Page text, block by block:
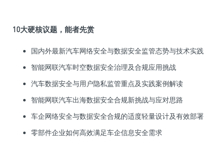
10大硬核议题，能者先赏
国内外最新汽车网络安全与数据安全监管态势与技术实践
智能网联汽车时空数据安全治理及合规应用挑战
汽车数据安全与用户隐私监管重点及实践案例解读
智能网联汽车出海数据安全合规新挑战与应对思路
车企网络安全与数据安全合规的适度轻量设计及有效部署
零部件企业如何高效满足车企信息安全需求